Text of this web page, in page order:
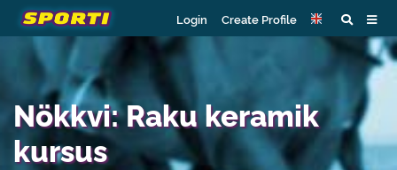
Login Create Profile
Nökkvi: Raku keramik
kursus